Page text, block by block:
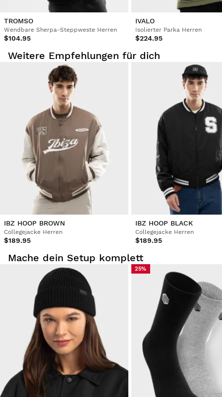
TROMSO
Wendbare Sherpa-Steppweste Herren
$104.95
IVALO
Isolierter Parka Herren
$224.95
Weitere Empfehlungen für dich
IBZ HOOP BROWN
Collegejacke Herren
$189.95
IBZ HOOP BLACK
Collegejacke Herren
$189.95
Mache dein Setup komplett
25%